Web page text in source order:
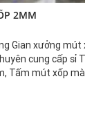
2MM
Gian xưởng mút
cung cấp sỉ
Tấm mút xốp